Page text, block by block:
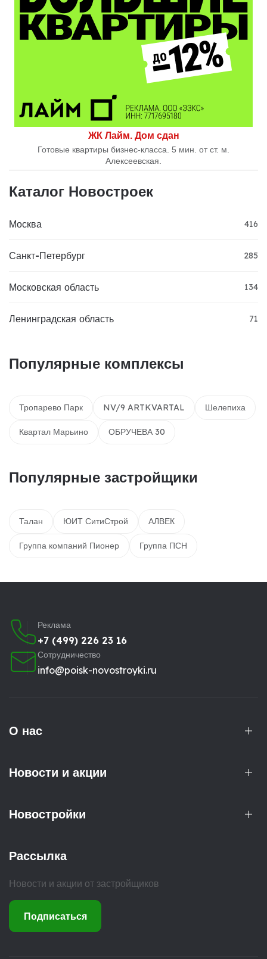
ЖК Лайм. Дом сдан
Готовые квартиры бизнес-класса. 5 мин. от ст. м.
Алексеевская.
Каталог Новостроек
Москва 416
Санкт-Петербург 285
Московская область 134
Ленинградская область 71
Популярные комплексы
Тропарево Парк NV/9 ARTKVARTAL Шелепиха
Квартал Марьино ОБРУЧЕВА 30
Популярные застройщики
Талан ЮИТ СитиСтрой АЛВЕК
Группа компаний Пионер Группа ПСН
Реклама
+7 (499) 226 23 16
Сотрудничество
info@poisk-novostroyki.ru
О нас
Новости и акции
Новостройки
Рассылка
Новости и акции от застройщиков
Подписаться